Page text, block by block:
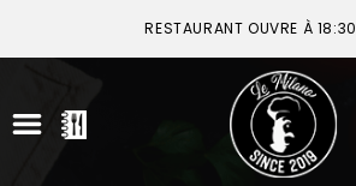
RESTAURANT OUVRE À 18:30